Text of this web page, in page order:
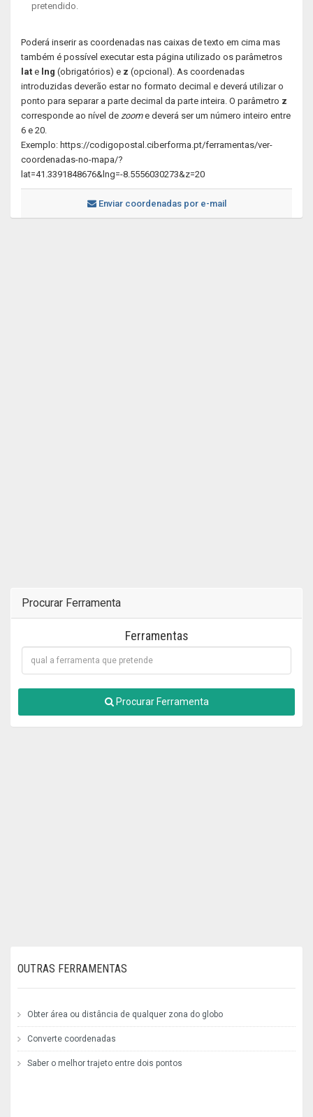
pretendido.
Poderá inserir as coordenadas nas caixas de texto em cima mas
também é possível executar esta página utilizado os parâmetros
lat e lng (obrigatórios) e z (opcional). As coordenadas
introduzidas deverão estar no formato decimal e deverá utilizar o
ponto para separar a parte decimal da parte inteira. O parâmetro z
corresponde ao nível de zoome deverá ser um número inteiro entre
6 e 20.
Exemplo: https://codigopostal.ciberforma.pt/ferramentas/ver-
coordenadas-no-mapa/?
lat=41.3391848676&lng=-8.5556030273&z=20
Enviar coordenadas por e-mail
Procurar Ferramenta
Ferramentas
Procurar Ferramenta
OUTRAS FERRAMENTAS
Obter área ou distância de qualquer zona do globo
Converte coordenadas
Saber o melhor trajeto entre dois pontos